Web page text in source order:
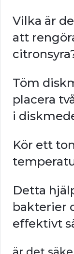
Vilka är
att
Töm
placera
i
Kör ett
Detta
bakterier
effektivt